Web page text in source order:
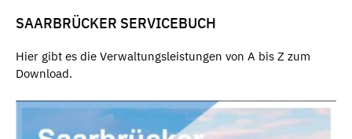
SAARBRÜCKER SERVICEBUCH
Hier gibt es die Verwaltungsleistungen von A bis Z zum
Download.